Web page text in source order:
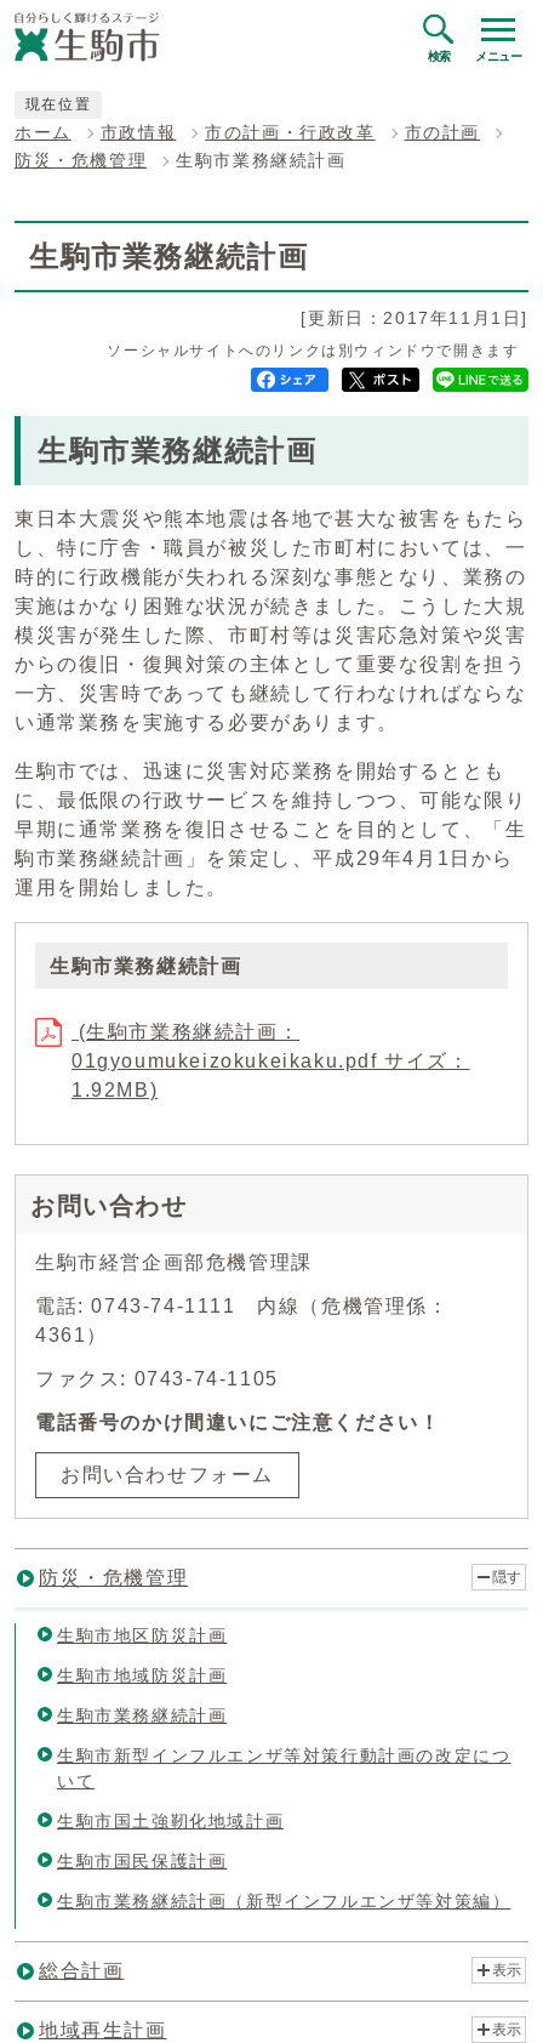
検索 メニュー
現在位置
ホーム 市政情報 市の計画・行政改革
市の計画
防災・危機管理
生駒市業務継続計画
生駒市業務継続計画
[更新日：2017年11月1日]
ソーシャルサイトへのリンクは別ウィンドウで開きます
生駒市業務継続計画
東日本大震災や熊本地震は各地で甚大な被害をもたら
し、特に庁舎・職員が被災した市町村においては、一
時的に行政機能が失われる深刻な事態となり、業務の
実施はかなり困難な状況が続きました。こうした大規
模災害が発生した際、市町村等は災害応急対策や災害
からの復旧・復興対策の主体として重要な役割を担う
一方、災害時であっても継続して行わなければならな
い通常業務を実施する必要があります。
生駒市では、迅速に災害対応業務を開始するととも
に、最低限の行政サービスを維持しつつ、可能な限り
早期に通常業務を復旧させることを目的として、「生
駒市業務継続計画」を策定し、平成29年4月1日から
運用を開始しました。
生駒市業務継続計画
(生駒市業務継続計画：
01gyoumukeizokukeikaku.pdf サイズ：
1.92MB)
お問い合わせ
生駒市経営企画部危機管理課
電話: 0743-74-1111 内線（危機管理係：
4361）
ファクス: 0743-74-1105
電話番号のかけ間違いにご注意ください！
お問い合わせフォーム
防災・危機管理 隠す
生駒市地区防災計画
生駒市地域防災計画
生駒市業務継続計画
生駒市新型インフルエンザ等対策行動計画の改定につ
いて
生駒市国土強靭化地域計画
生駒市国民保護計画
生駒市業務継続計画（新型インフルエンザ等対策編）
総合計画 表示
地域再生計画 表示